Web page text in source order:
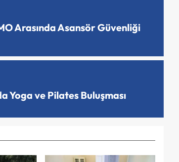
Arasında Asansör Güvenliği
Yoga ve Pilates Buluşması